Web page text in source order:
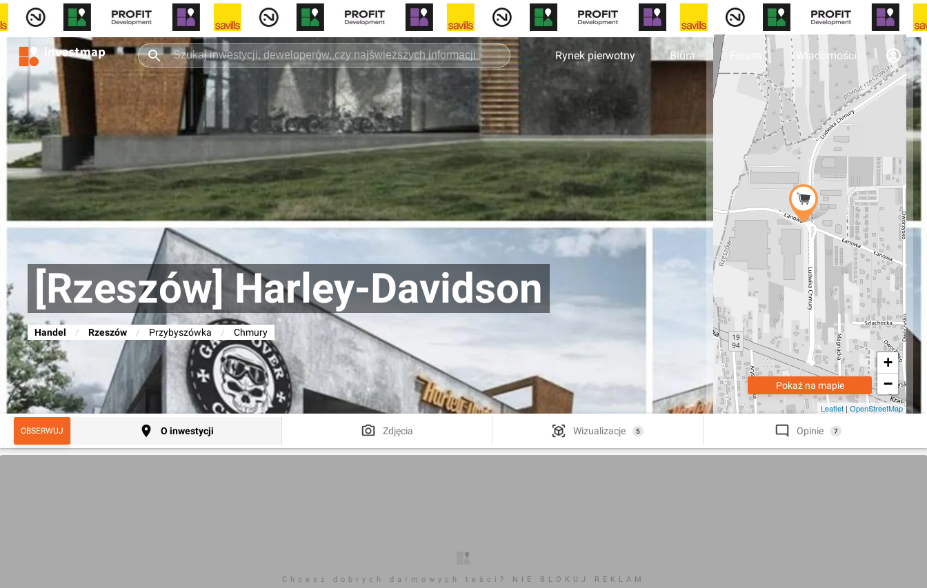
Rynek pierwotny Biura Wiadomości
[Rzeszów] Harley-Davidson
Handel / Rzeszów / Przybyszówka / Chmury
+
−
Leaflet | OpenStreetMap
Pokaż na mapie
OBSERWUJ O inwestycji Zdjęcia Wizualizacje 5 Opinie 7
Chcesz dobrych darmowych teści? NIE BLOKUJ REKLAM